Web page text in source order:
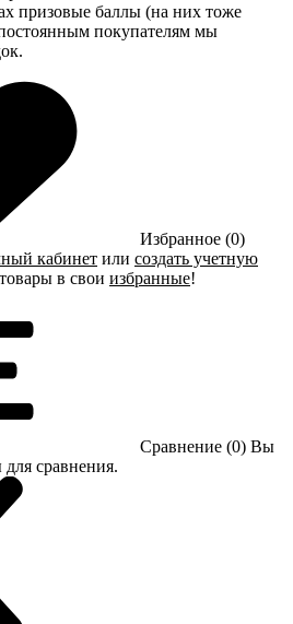
призовые баллы (на них тоже
покупателям мы
Избранное (0)
кабинет или создать учетную
в свои избранные!
Сравнение (0) Вы
сравнения.